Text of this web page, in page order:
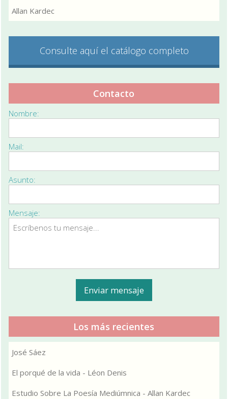
Allan Kardec
Consulte aquí el catálogo completo
Contacto
Nombre:
Mail:
Asunto:
Mensaje:
Los más recientes
José Sáez
El porqué de la vida - Léon Denis
Estudio Sobre La Poesía Mediúmnica - Allan Kardec